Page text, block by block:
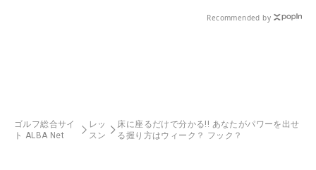
Recommended by
ゴルフ総合サイ
ト ALBA Net
レッ
スン
床に座るだけで分かる!! あなたがパワーを出せ
る握り方はウィーク？ フック？